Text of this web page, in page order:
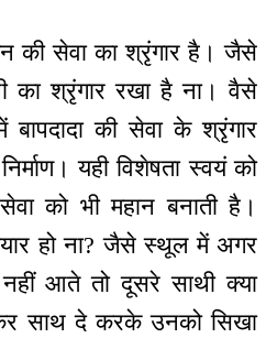
की सेवा का श्रृंगार है। जैसे
का श्रृंगार रखा है ना। वैसे
बापदादा की सेवा के श्रृंगार
यही विशेषता स्वयं को
को भी महान बनाती है।
हो ना? जैसे स्थूल में अगर
आते तो दूसरे साथी क्या
साथ दे करके उनको सिखा